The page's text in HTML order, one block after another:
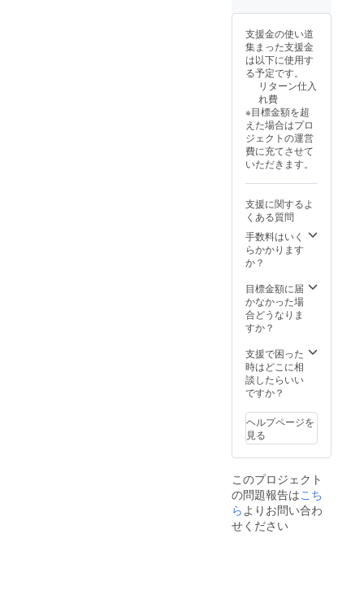
ない場
合はご
連絡い
たしま
す。そ
の際
は、他
の入手
可能な
フレー
バーと
交換い
ただけ
ます。 •
来場で
きない
方にも
12月に
必ず発
す。ご
参加で
きない
メール
にてご
連絡く
ださ
ご連絡
が10月
30日ま
でに取
場合
は、こ
ちらで
いずれ
かを選
キスト
ジンオ
リーブ
オイル
がご用
意でき
合は、
ご連絡
いたし
ます。
その際
は、他
のある
フレー
バーと
交換い
ただけ
新鮮な
味わい
を楽し
むた
封後は
できる
だけお
早めに
くださ
い。 •
原材料
及び添
の食品
表示は
お届け
商品の
ラベル
PDF
ル）
【発送
予定】
2025年
12月中
旬（ク
リスマ
スシー
ズンに
到着予
意】 •
数量限
定のた
め、な
くなり
了とな
りま
す。 •
開封後
るだけ
早めに
お召し
上がり
い（約6
か月以
及び添
加物等
の食品
表示は
お届け
2025年
12月中
旬〜下
旬（ク
リスマ
ズンに
お届け
予定）
【ご注
意】 •
売り切
れの可
能性が
ござい
ます。 •
収穫に
よるフ
レー
バーエ
ラバー
ジンオ
リーブ
オイル
限定と
なって
フレー
バーエ
キスト
ラバー
ジンオ
特別サ
イズ！3
種類か
らお選
びいた
す。全
て日本
受賞品!
• 2025
年10月
分、新
鮮なま
ま製
丁寧に
作られ
眼ビー
ズ」 –
健康と
す。 •
クリス
マスを
テーマ
にした
赤いリ
あし
らっ
た、透
明カ
バー付
きのブ
ラック
つけて
も“違
い”を実
感でき
ます。
【特典
内容】 •
シリー
ズ1 プ
レミア
ム エキ
ストラ
バージ
ンオ
リーブ
オイル
（500m
l×2本）
- 3品種
ただけ
ます。
全て日
2025年
10月新
収穫
分、新
鮮なま
ま製
日本の
食品表
示法に
準拠し
たオリ
ジナル
日本語
質の高
いオイ
ルを取
り入れ
たいプ
ロの料
理人に
おすす
めで
す。
【特典
内容】 •
シリー
ズ3 毎
日使い
のエキ
ストラ
バージ
ンオ
（2000
ml × 1
本） •
収穫
分、新
鮮なま
ま製
トルコ
シピ特
別セレ
クショ
ン（電
子配信 -
PDF
ファイ
フトと
して最
適で
す。
パッ
ケージ
には豊
穣の象
徴であ
る手作
りの陶
製ザク
ロの装
飾品も
同梱さ
れてい
ます。
パッ
ケージ
に広が
る上質
な感覚
もった
贈り物
として
の存在
【特典
内容】 •
シリー
ズ1 プ
ムエキ
ストラ
バージ
ンオ
リーブ
させて
いただ
きます
（ご希
望の場
合）。
パッ
ケージ
にはト
ルコを
代表す
る象徴
の一つ
「邪眼
ズ」も
同梱さ
れま
す。伝
細工で
作ら
れ、不
恐れの
ある
「邪
眼」
のエネ
ルギー
や嫉妬
——か
守る力
がある
と信じ
られて
いま
ル。 ト
恵まれ
たエー
ゲ海地
域で栽
培され
リェ種
から作
られて
いま
す。マ
イルド
ンスの
取れた
風味
は、和
洋問わ
ゆる料
理に良
く合い
ます。
ソ
テー、
サラダ
のド
ング、
焼き物
やスー
プの仕
として
お使い
いただ
けま
す。日
支援金の使い道
集まった支援金
は以下に使用す
る予定です。
リターン仕入
れ費
※目標金額を超
えた場合はプロ
ジェクトの運営
費に充てさせて
いただきます。
支援に関するよ
くある質問
手数料はいく
らかかります
か？
目標金額に届
かなかった場
合どうなりま
すか？
支援で困った
時はどこに相
談したらいい
ですか？
ヘルプページを
見る
このプロジェクト
の問題報告はこち
らよりお問い合わ
せください